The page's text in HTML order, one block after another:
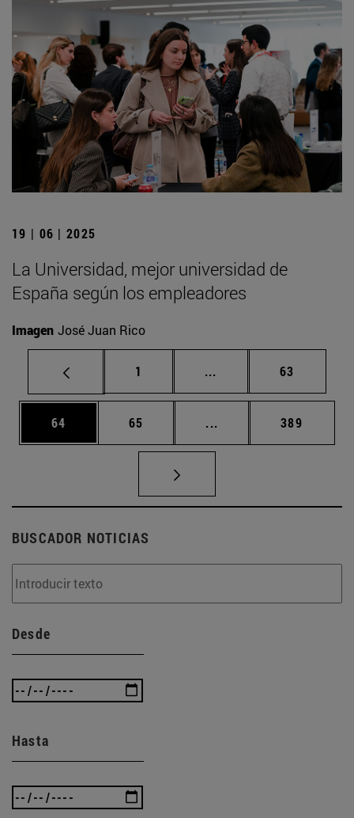
19 | 06 | 2025
La Universidad, mejor universidad de
España según los empleadores
Imagen José Juan Rico
Página
1 ... Páginas intermedias
Página
63
Página
64 Página
65 ... Páginas intermedias
Página
389
BUSCADOR NOTICIAS
Desde
Hasta